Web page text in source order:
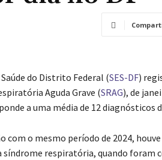
do Distrito Federal (SES-DF)
Aguda Grave (SRAG), de
a uma média de 12 diagnósticos
com o mesmo período de 2024,
respiratória, quando foram